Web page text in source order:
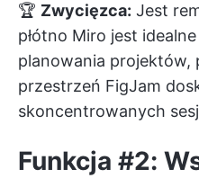
🏆 Zwycięzca: Jest
płótno Miro jest
planowania projektów,
przestrzeń FigJam
skoncentrowanych
Funkcja #2: